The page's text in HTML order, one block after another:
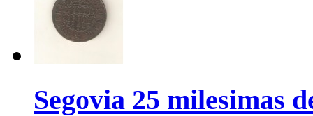
Segovia 25 milesimas